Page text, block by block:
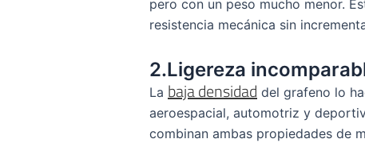
pero con un peso mucho menor.
resistencia mecánica sin
2.Ligereza
La baja densidad del grafeno lo
aeroespacial, automotriz y
combinan ambas propiedades de